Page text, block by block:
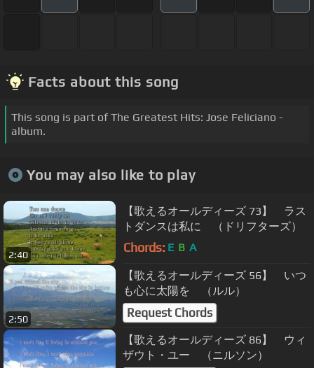
Facts about this song
This song is part of The Greatest Hits: Jose Feliciano -
album.
You may also like to play
2:40
【歌えるオールディーズ 73】 ラス
トダンスは私に （ドリフターズ）
Chords: E B A
2:50
【歌えるオールディーズ 56】 いつ
も心に太陽を （ルル）
Request Chords
【歌えるオールディーズ 86】 ウィ
ザウト・ユー （ニルソン）